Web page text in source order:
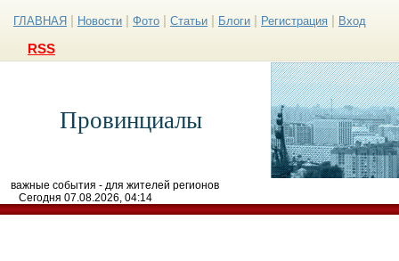
ГЛАВНАЯ Новости Фото Статьи Блоги Регистрация Вход
RSS
Провинциалы
важные события - для жителей регионов
Сегодня 07.08.2026, 04:14